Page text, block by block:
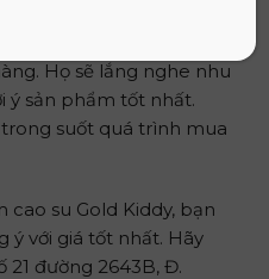
Họ sẽ lắng nghe nhu
ý sản phẩm tốt nhất.
suốt quá trình mua
cao su Gold Kiddy, bạn
ý với giá tốt nhất. Hãy
21 đường 2643B, Đ.